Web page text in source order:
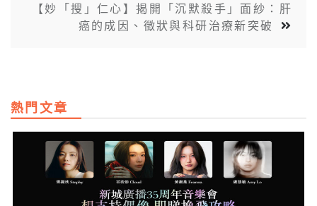
【妙「搜」仁心】揭開「沉默殺手」面紗：肝
癌的成因、徵狀與科研治療新突破
熱門文章